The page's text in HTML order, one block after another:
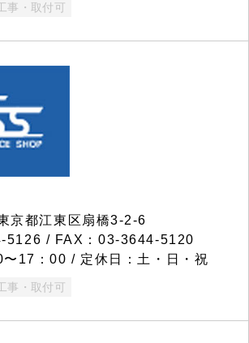
事・取付可
都江東区扇橋3-2-6
5126 / FAX：03-3644-5120
17：00 / 定休日：土・日・祝
事・取付可